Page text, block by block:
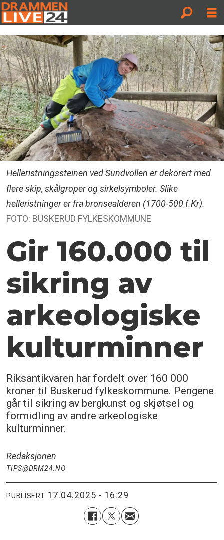
Helleristningssteinen ved Sundvollen er dekorert med
flere skip, skålgroper og sirkelsymboler. Slike
helleristninger er fra bronsealderen (1700-500 f.Kr).
FOTO: BUSKERUD FYLKESKOMMUNE
Gir 160.000 til
sikring av
arkeologiske
kulturminner
Riksantikvaren har fordelt over 160 000
kroner til Buskerud fylkeskommune. Pengene
går til sikring av bergkunst og skjøtsel og
formidling av andre arkeologiske
kulturminner.
Redaksjonen
TIPS@DRM24.NO
PUBLISERT 17.04.2025 - 16:29